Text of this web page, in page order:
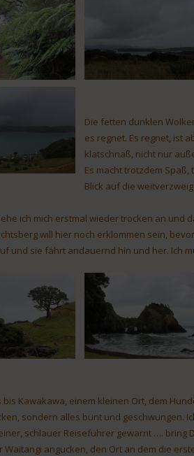
Die fetten dunklen
es regnet. Es regnet, ist
klatschnaß, nicht nur
Es macht trotzdem
Blick auf die
ich mich erstmal wieder trocken an und
will hier noch erklommen sein,
und sie fährt andauernd hin und her. Ich
bis Kawakawa, einem kleinen Ort, dem
sondern alles bunt und geschwungen.
schlauer Reiseführer gewarnt …. bring
Waitangi angucken, den Ort an dem die